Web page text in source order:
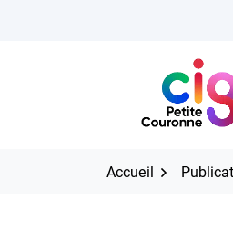
CIG
CIG Petite Couronne
Expertise
les
Accueil